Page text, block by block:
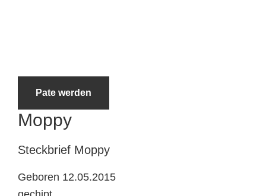
Pate werden
Moppy
Steckbrief Moppy
Geboren 12.05.2015